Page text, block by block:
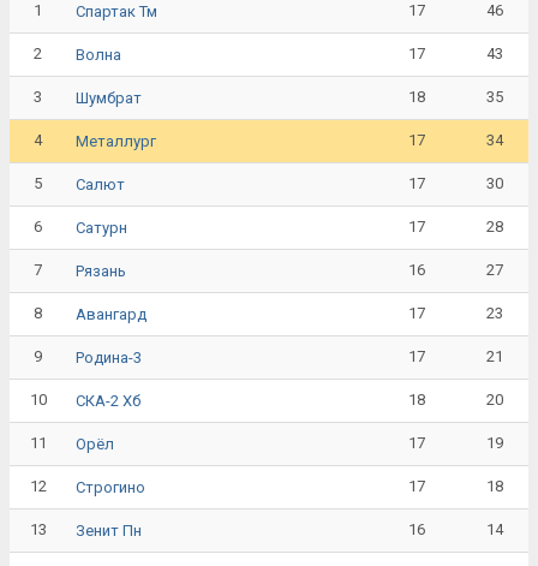
1 Спартак Тм 17 46
2 Волна 17 43
3 Шумбрат 18 35
4 Металлург 17 34
5 Салют 17 30
6 Сатурн 17 28
7 Рязань 16 27
8 Авангард 17 23
9 Родина-3 17 21
10 СКА-2 Хб 18 20
11 Орёл 17 19
12 Строгино 17 18
13 Зенит Пн 16 14